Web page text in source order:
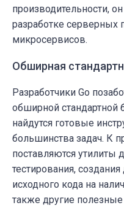
производительности,
разработке серверных
микросервисов.
Обширная
Разработчики Go
обширной стандартной
найдутся готовые
большинства задач. К
поставляются утилиты
тестирования,
исходного кода на
также другие